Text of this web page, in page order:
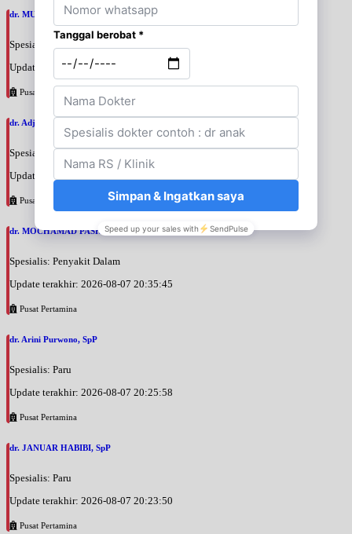
dr. MUHAMMAD ADE SATIA PUTRA, FINASIM
Spesialis: Penyakit Dalam
Update terakhir: 2026-08-09 09:26:43
Pusat Pertamina
dr. Adji Suprajitno, SpPD
Spesialis: Penyakit Dalam
Update terakhir: 2026-08-07 20:37:59
Pusat Pertamina
dr. MOCHAMAD PASHA, SpPD
Spesialis: Penyakit Dalam
Update terakhir: 2026-08-07 20:35:45
Pusat Pertamina
dr. Arini Purwono, SpP
Spesialis: Paru
Update terakhir: 2026-08-07 20:25:58
Pusat Pertamina
dr. JANUAR HABIBI, SpP
Spesialis: Paru
Update terakhir: 2026-08-07 20:23:50
Pusat Pertamina